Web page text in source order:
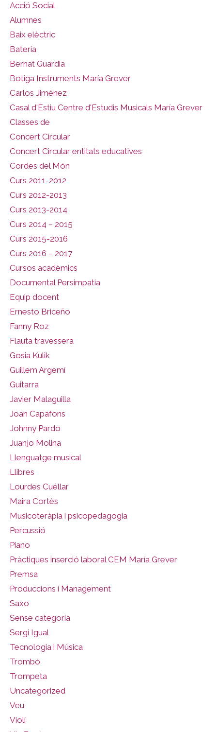
Acció Social
Alumnes
Baix elèctric
Bateria
Bernat Guardia
Botiga Instruments María Grever
Carlos Jiménez
Casal d'Estiu Centre d'Estudis Musicals María Grever
Classes de
Concert Circular
Concert Circular entitats educatives
Cordes del Món
Curs 2011-2012
Curs 2012-2013
Curs 2013-2014
Curs 2014 – 2015
Curs 2015-2016
Curs 2016 – 2017
Cursos acadèmics
Documental Persimpatia
Equip docent
Ernesto Briceño
Fanny Roz
Flauta travessera
Gosia Kulik
Guillem Argemí
Guitarra
Javier Malaguilla
Joan Capafons
Johnny Pardo
Juanjo Molina
Llenguatge musical
Llibres
Lourdes Cuéllar
Maira Cortès
Musicoteràpia i psicopedagogia
Percussió
Piano
Pràctiques inserció laboral CEM María Grever
Premsa
Produccions i Management
Saxo
Sense categoria
Sergi Igual
Tecnologia i Música
Trombó
Trompeta
Uncategorized
Veu
Violí